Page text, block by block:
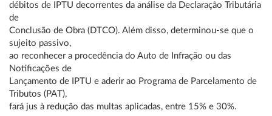
débitos de IPTU decorrentes da análise da Declaração Tributária
de
Conclusão de Obra (DTCO). Além disso, determinou-se que o
sujeito passivo,
ao reconhecer a procedência do Auto de Infração ou das
Notificações de
Lançamento de IPTU e aderir ao Programa de Parcelamento de
Tributos (PAT),
fará jus à redução das multas aplicadas, entre 15% e 30%.